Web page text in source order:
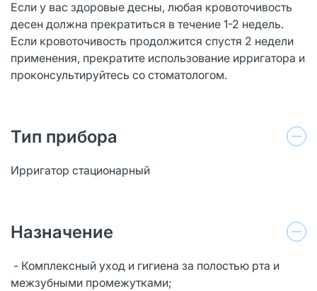
Если у вас здоровые десны, любая кровоточивость
десен должна прекратиться в течение 1-2 недель.
Если кровоточивость продолжится спустя 2 недели
применения, прекратите использование ирригатора и
проконсультируйтесь со стоматологом.
Тип прибора
Ирригатор стационарный
Назначение
- Комплексный уход и гигиена за полостью рта и
межзубными промежутками;